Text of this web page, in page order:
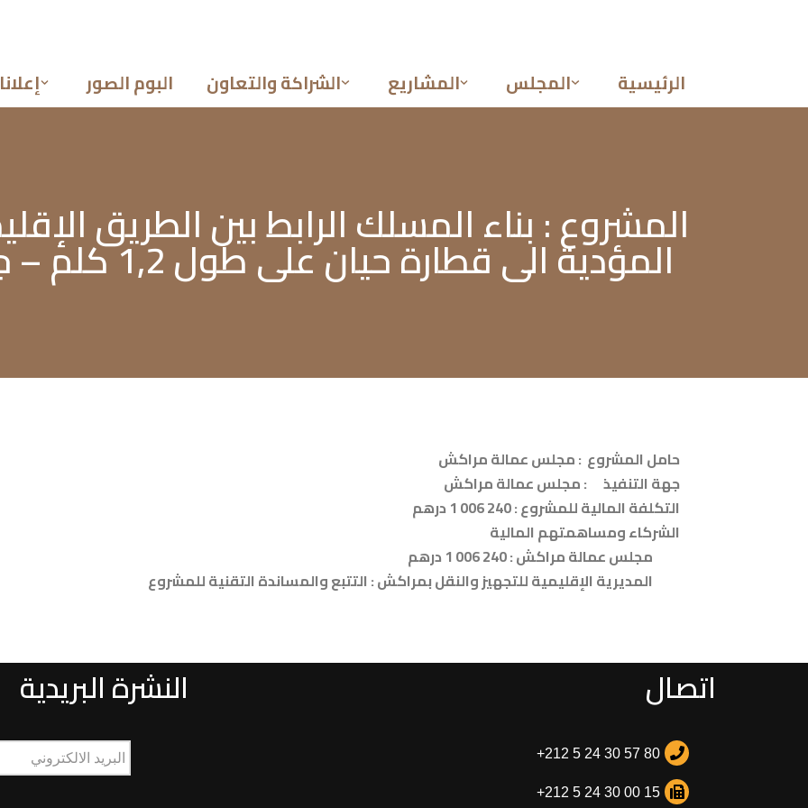
الرئيسية المجلس المشاريع الشراكة والتعاون البوم الصور
المؤدية الى قطارة حيان على طول 1,2 كلم – جماعة أولاد دليم –
حامل المشروع : مجلس عمالة مراكش
جهة التنفيذ : مجلس عمالة مراكش
التكلفة المالية للمشروع : 240 006 1 درهم
الشركاءومساهمتهم المالية
مجلس عمالة مراكش : 240 006 1 درهم
المديرية الإقليمية للتجهيز والنقل بمراكش : التتبع والمساندة التقنية للمشروع
اتصال
+212 5 24 30 57 80
+212 5 24 30 00 15
النشرة البريدية